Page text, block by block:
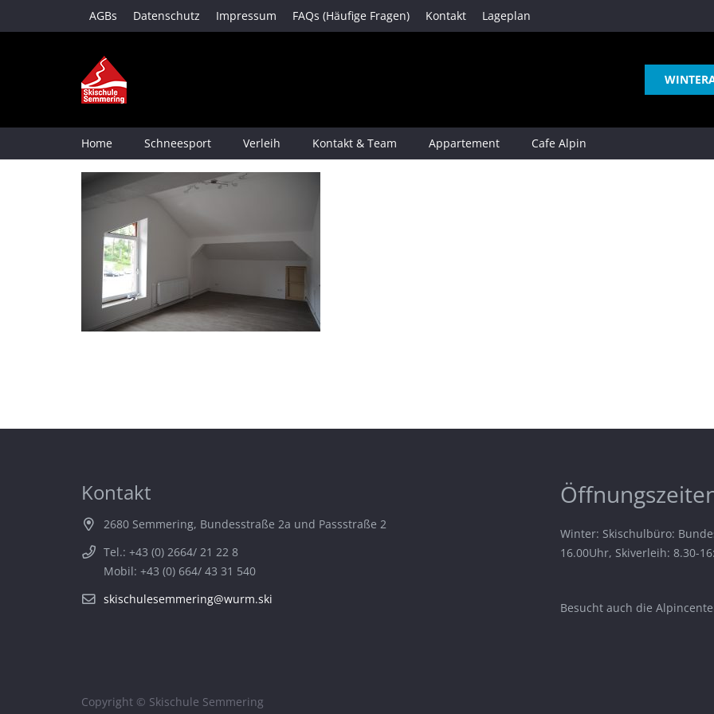
AGBs Datenschutz Impressum FAQs (Häufige Fragen) Kontakt Lageplan
Home Schneesport Verleih Kontakt & Team Appartement Cafe Alpin
Kontakt
2680 Semmering, Bundesstraße 2a und Passstraße 2
Tel.: +43 (0) 2664/ 21 22 8
Mobil: +43 (0) 664/ 43 31 540
skischulesemmering@wurm.ski
Winter: Skischulbüro:
16.00Uhr, Skiverleih: 8.30-
Besucht auch die
Copyright © Skischule Semmering